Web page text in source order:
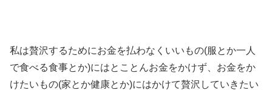
私は贅沢するためにお金を払わなくいいもの(服とか一人
で食べる食事とか)にはとことんお金をかけず、お金をか
けたいもの(家とか健康とか)にはかけて贅沢していきたい